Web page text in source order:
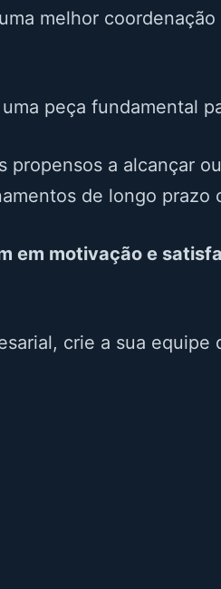
melhor
peça fundamental
a alcançar
de longo prazo
em motivação e
crie a sua equipe